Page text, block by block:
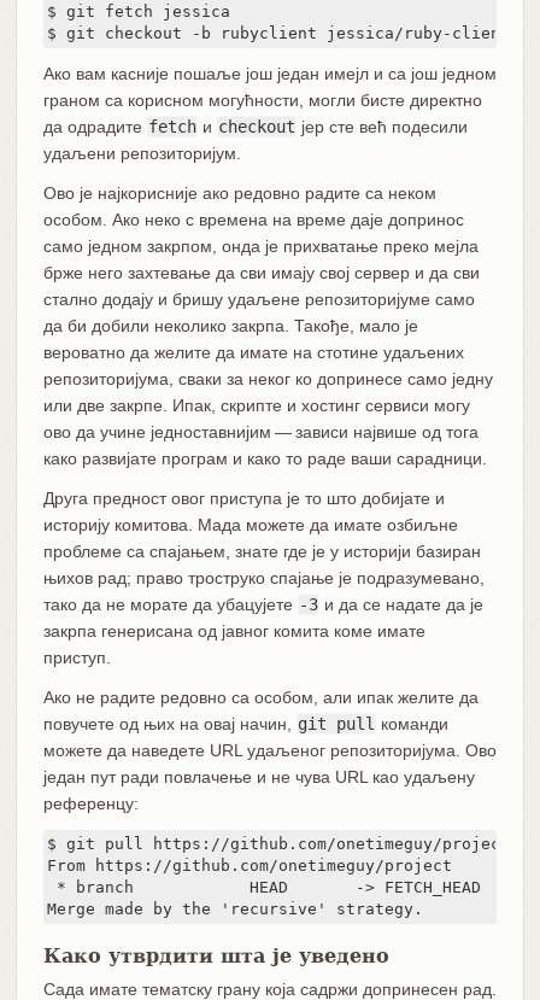
$ git fetch jessica
$ git checkout -b rubyclient jessica/ruby-client
Ако вам касније пошаље још један имејл и са још једном
граном са корисном могућности, могли бисте директно
да одрадите fetch и checkout јер сте већ подесили
удаљени репозиторијум.
Ово је најкорисније ако редовно радите са неком
особом. Ако неко с времена на време даје допринос
само једном закрпом, онда је прихватање преко мејла
брже него захтевање да сви имају свој сервер и да сви
стално додају и бришу удаљене репозиторијуме само
да би добили неколико закрпа. Такође, мало је
вероватно да желите да имате на стотине удаљених
репозиторијума, сваки за неког ко допринесе само једну
или две закрпе. Ипак, скрипте и хостинг сервиси могу
ово да учине једноставнијим — зависи највише од тога
како развијате програм и како то раде ваши сарадници.
Друга предност овог приступа је то што добијате и
историју комитова. Мада можете да имате озбиљне
проблеме са спајањем, знате где је у историји базиран
њихов рад; право троструко спајање је подразумевано,
тако да не морате да убацујете -3 и да се надате да је
закрпа генерисана од јавног комита коме имате
приступ.
Ако не радите редовно са особом, али ипак желите да
повучете од њих на овај начин,
git pull команди
можете да наведете URL удаљеног репозиторијума. Ово
један пут ради повлачење и не чува URL као удаљену
референцу:
$ git pull https://github.com/onetimeguy/project
From https://github.com/onetimeguy/project
* branch            HEAD       -> FETCH_HEAD
Merge made by the 'recursive' strategy.
Како утврдити шта је уведено
Сада имате тематску грану која садржи допринесен рад.